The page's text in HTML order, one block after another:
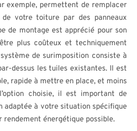
exemple, permettent de remplacer
votre toiture par des panneaux
de montage est apprécié pour son
plus coûteux et techniquement
système de surimposition consiste à
dessus les tuiles existantes. Il est
rapide à mettre en place, et moins
choisie, il est important de
adaptée à votre situation spécifique
rendement énergétique possible.